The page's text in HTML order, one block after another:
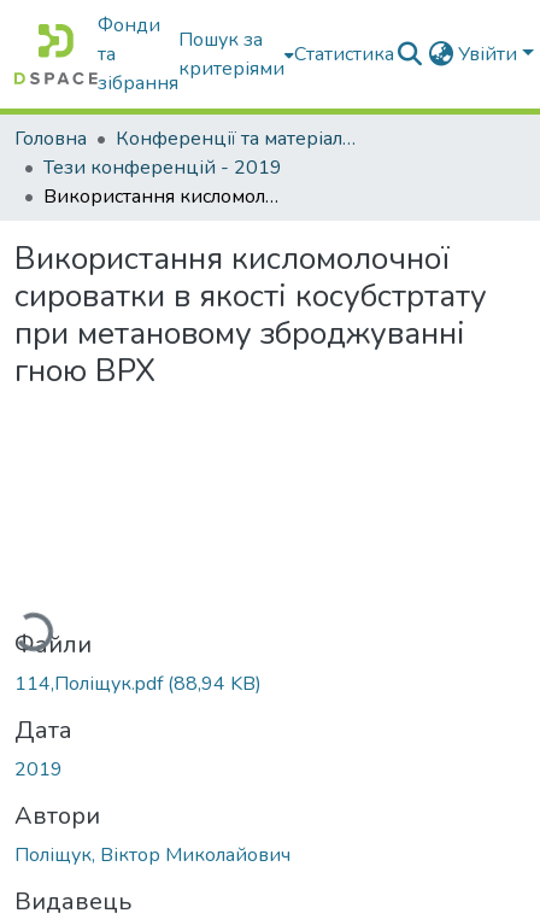
Фонди
та
зібрання
Пошук за
критеріями
Статистика Увійти
Головна
Конференції та матеріали конференцій
Тези конференцій - 2019
Використання кисломолочної сироватки в якості косубстртату при метановому зброджуванні гною ВРХ
Використання кисломолочної
сироватки в якості косубстртату
при метановому зброджуванні
гною ВРХ
Файли
114,Поліщук.pdf(88,94 KB)
Дата
2019
Автори
Поліщук, Віктор Миколайович
Видавець